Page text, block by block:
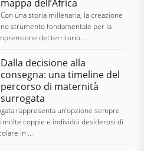
mappa dell’Africa
Con una storia millenaria, la creazione
strumento fondamentale per la
del territorio …
Dalla decisione alla
consegna: una timeline del
percorso di maternità
surrogata
rappresenta un’opzione sempre
molte coppie e individui desiderosi di
in …